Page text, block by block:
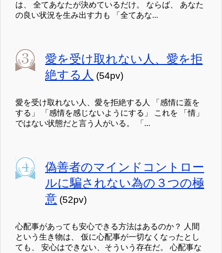
は、 全てあなたが決めているだけ。 ならば、 あなた
の良い状況を生み出す力も 「全てあな...
愛を受け取れない人、愛を拒
絶する人 (54pv)
愛を受け取れない人、愛を拒絶する人 「感情に蓋を
する」 「感情を感じないようにする」 これを 「情」
ではない状態だと言う人がいる。 「...
偽善者のマインドコントロー
ルに騙されない為の３つの極
意 (52pv)
心配事があっても安心できる方法はあるのか？ 人間
という生き物は、 仮に心配事が一切なくなったとし
ても、 安心はできない、そういう存在だ。 心配事な